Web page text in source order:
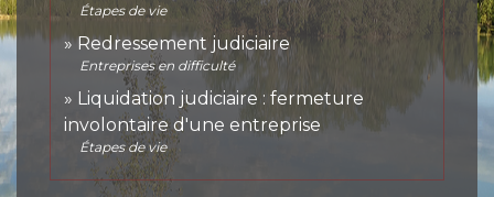
Étapes de vie
Redressement judiciaire
Entreprises en difficulté
Liquidation judiciaire : fermeture
involontaire d'une entreprise
Étapes de vie